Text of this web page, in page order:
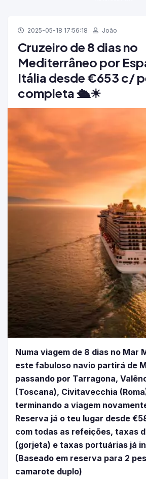
2025-05-18 17:56:18 João
Cruzeiro de 8 dias no
Mediterrâneo por
Itália desde €653 c/
completa 🛳️☀
Numa viagem de 8 dias no Mar
este fabuloso navio partirá de
passando por Tarragona,
(Toscana), Civitavecchia
terminando a viagem
Reserva já o teu lugar desde
com todas as refeições, taxas
(gorjeta) e taxas portuárias já
(Baseado em reserva para 2
camarote duplo)